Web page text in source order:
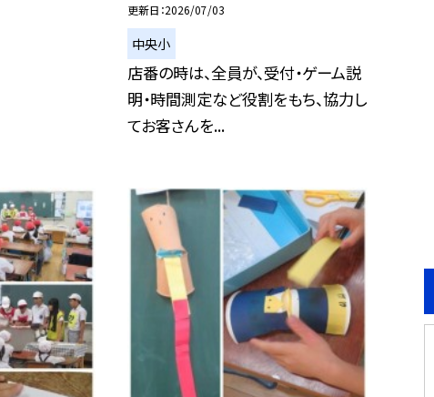
更新日 2026/07/03
中央小
店番の時は、全員が、受付・ゲーム説
明・時間測定など役割をもち、協力し
てお客さんを...